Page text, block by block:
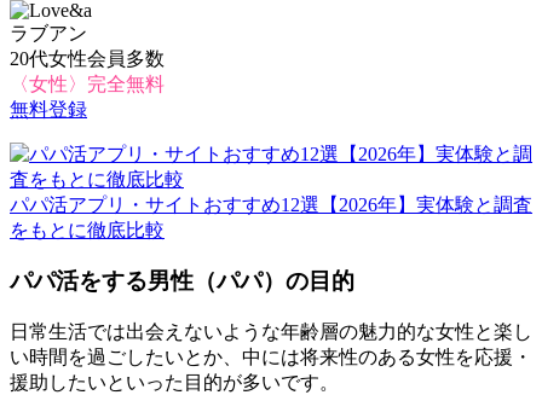
ラブアン
20代女性会員多数
〈女性〉完全無料
無料登録
パパ活アプリ・サイトおすすめ12選【2026年】実体験と調査
をもとに徹底比較
パパ活をする男性（パパ）の目的
日常生活では出会えないような年齢層の魅力的な女性と楽し
い時間を過ごしたいとか、中には将来性のある女性を応援・
援助したいといった目的が多いです。